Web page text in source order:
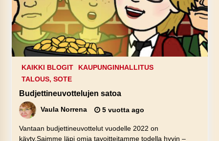
KAIKKI BLOGIT
KAUPUNGINHALLITUS
TALOUS, SOTE
Budjettineuvottelujen satoa
Vaula Norrena 5 vuotta ago
Vantaan budjettineuvottelut vuodelle 2022 on
käyty.Saimme läpi omia tavoitteitamme todella hyvin –